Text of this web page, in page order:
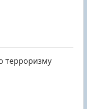
терроризму